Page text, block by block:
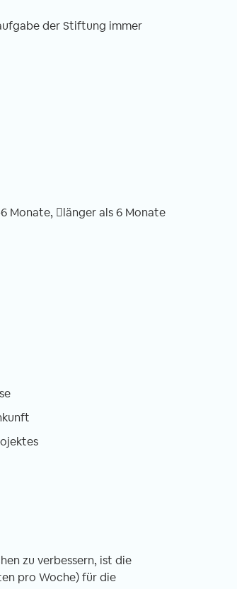
der Stiftung immer
Monate, länger als 6 Monate
zu verbessern, ist die
pro Woche) für die